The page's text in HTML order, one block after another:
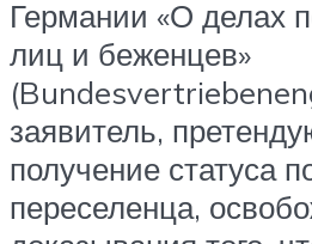
Германии «О делах
лиц и беженцев»
заявитель,
получение статуса
переселенца,